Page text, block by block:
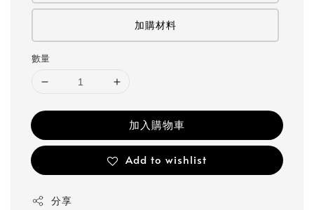
加購材料
數量
加入購物車
Add to wishlist
分享